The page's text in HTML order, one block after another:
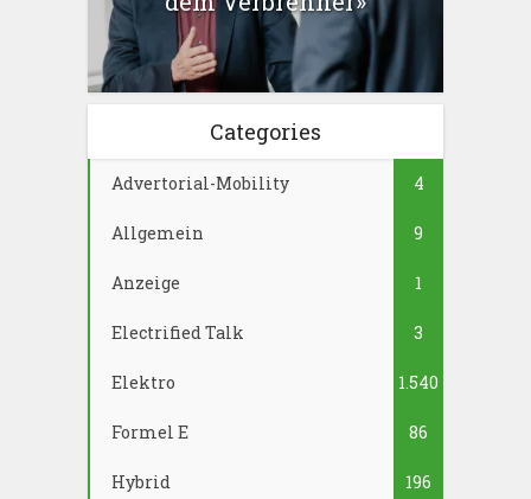
Categories
Advertorial-Mobility 4
Allgemein 9
Anzeige 1
Electrified Talk 3
Elektro 1.540
Formel E 86
Hybrid 196